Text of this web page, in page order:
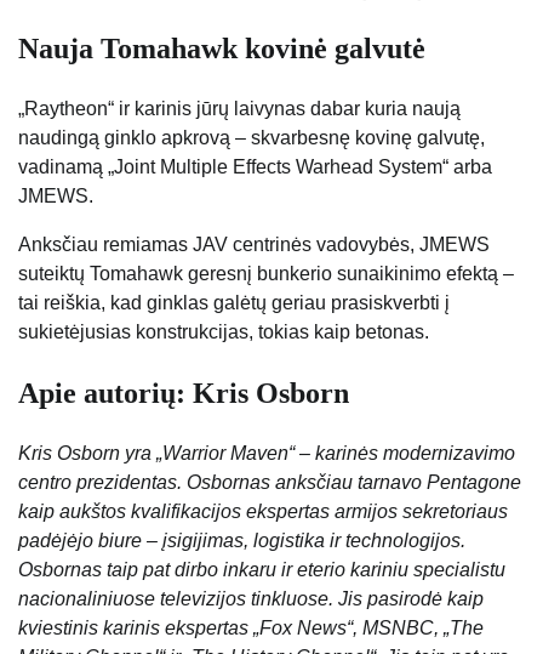
Nauja Tomahawk kovinė galvutė
„Raytheon“ ir karinis jūrų laivynas dabar kuria naują
naudingą ginklo apkrovą – skvarbesnę kovinę galvutę,
vadinamą „Joint Multiple Effects Warhead System“ arba
JMEWS.
Anksčiau remiamas JAV centrinės vadovybės, JMEWS
suteiktų Tomahawk geresnį bunkerio sunaikinimo efektą –
tai reiškia, kad ginklas galėtų geriau prasiskverbti į
sukietėjusias konstrukcijas, tokias kaip betonas.
Apie autorių: Kris Osborn
Kris Osborn yra „Warrior Maven“ – karinės modernizavimo
centro prezidentas. Osbornas anksčiau tarnavo Pentagone
kaip aukštos kvalifikacijos ekspertas armijos sekretoriaus
padėjėjo biure – įsigijimas, logistika ir technologijos.
Osbornas taip pat dirbo inkaru ir eterio kariniu specialistu
nacionaliniuose televizijos tinkluose. Jis pasirodė kaip
kviestinis karinis ekspertas „Fox News“, MSNBC, „The